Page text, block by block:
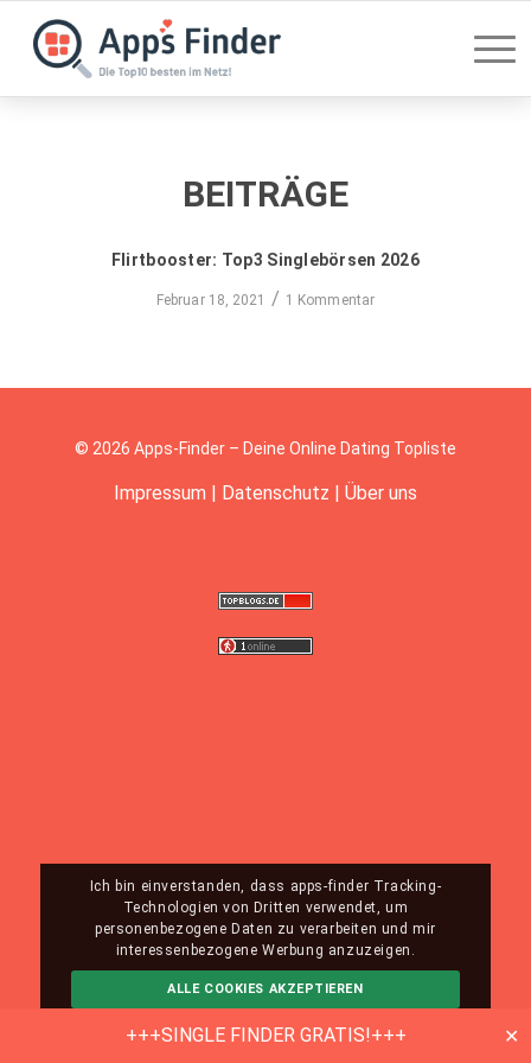
+++SINGLE FINDER GRATIS!+++ ✕
BEITRÄGE
Flirtbooster: Top3 Singlebörsen 2026
Februar 18, 2021 / 1 Kommentar
© 2026 Apps-Finder – Deine Online Dating Topliste
Impressum | Datenschutz | Über uns
Ich bin einverstanden, dass apps-finder Tracking-
Technologien von Dritten verwendet, um
personenbezogene Daten zu verarbeiten und mir
interessenbezogene Werbung anzuzeigen.
ALLE COOKIES AKZEPTIEREN
ABLEHNEN MEHR INFO